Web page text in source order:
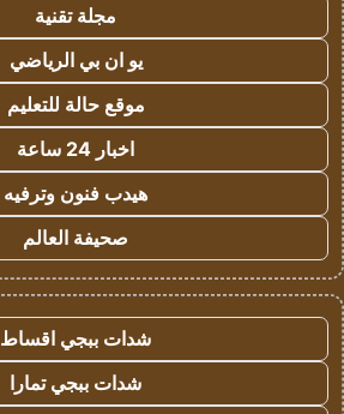
مجلة تقنية
يو ان بي الرياضي
موقع حالة للتعليم
اخبار 24 ساعة
هيدب فنون وترفيه
صحيفة العالم
شدات ببجي اقساط
شدات ببجي تمارا